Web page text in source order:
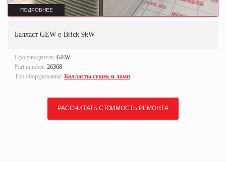
ПОДРОБНЕЕ
Балласт GEW e-Brick 9kW
Производитель: GEW
Part number: 26368
Тип оборудования: Балласты сушек и ламп
РАССЧИТАТЬ СТОИМОСТЬ РЕМОНТА